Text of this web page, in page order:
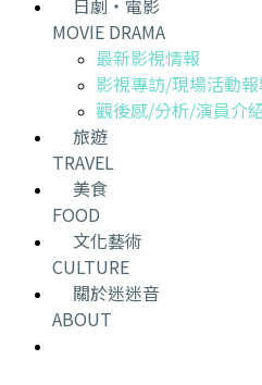
日劇・電影
MOVIE DRAMA
最新影視情報
影視專訪/現場活動
觀後感/分析/演員介
旅遊
TRAVEL
美食
FOOD
文化藝術
CULTURE
關於迷迷音
ABOUT